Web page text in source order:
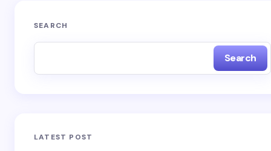
SEARCH
Search
LATEST POST